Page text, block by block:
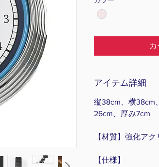
アイテム詳細
縦38cm、横38cm
26cm、厚み7cm
【材質】強化ア
【仕様】